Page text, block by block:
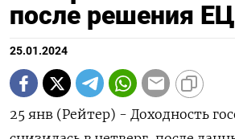
после решения
25.01.2024
25 янв (Рейтер) - Доходность